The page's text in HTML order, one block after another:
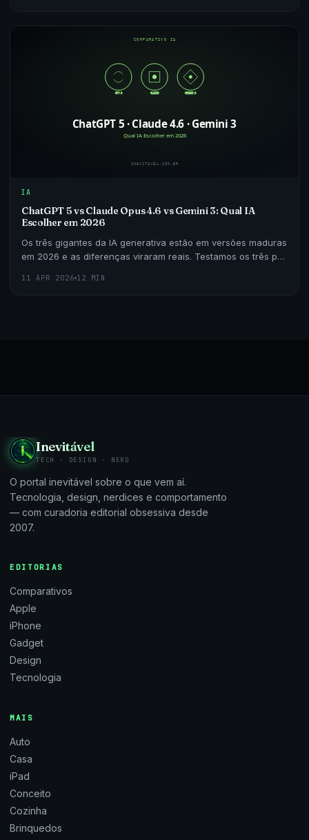
IA
ChatGPT 5 vs Claude Opus 4.6 vs Gemini 3: Qual IA
Escolher em 2026
Os três gigantes da IA generativa estão em versões maduras
em 2026 e as diferenças viraram reais. Testamos os três por
11 APR 2026 12 MIN
Inevitável
TECH · DESIGN · NERD
O portal inevitável sobre o que vem aí.
Tecnologia, design, nerdices e comportamento
— com curadoria editorial obsessiva desde
2007.
EDITORIAS
Comparativos
Apple
iPhone
Gadget
Design
Tecnologia
MAIS
Auto
Casa
iPad
Conceito
Cozinha
Brinquedos